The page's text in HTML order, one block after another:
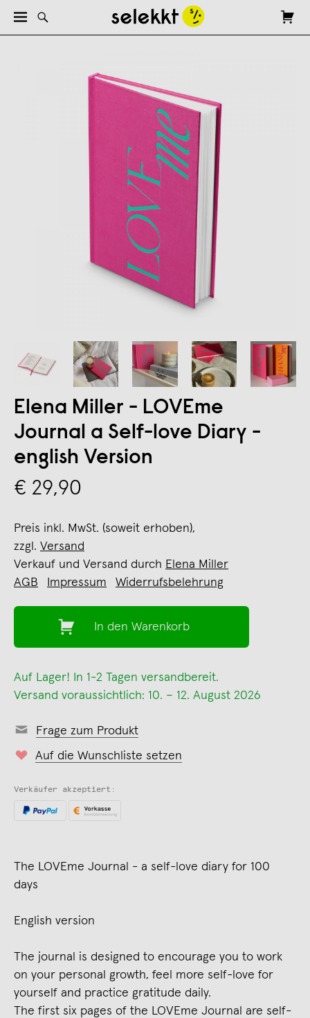
Elena Miller - LOVEme
Journal a Self-love Diary -
english Version
€ 29,90
Preis inkl. MwSt. (soweit erhoben),
zzgl. Versand
Verkauf und Versand durch Elena Miller
AGB
Impressum Widerrufsbelehrung
In den Warenkorb
Auf Lager! In 1-2 Tagen versandbereit.
Versand voraussichtlich: 10. – 12. August 2026
Frage zum Produkt
Auf die Wunschliste setzen
Verkäufer akzeptiert:
The LOVEme Journal - a self-love diary for 100
days
English version
The journal is designed to encourage you to work
on your personal growth, feel more self-love for
yourself and practice gratitude daily.
The first six pages of the LOVEme Journal are self-